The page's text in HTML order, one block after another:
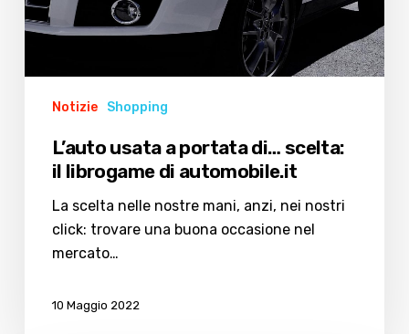
librogame
di
Notizie Shopping
L’auto usata a portata di… scelta:
il librogame di automobile.it
La scelta nelle nostre mani, anzi, nei nostri
click: trovare una buona occasione nel
mercato…
10 Maggio 2022